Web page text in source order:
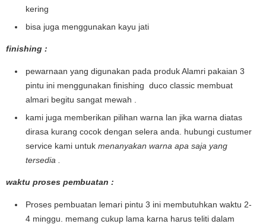
kering
bisa juga menggunakan kayu jati
finishing :
pewarnaan yang digunakan pada produk Alamri pakaian 3
pintu ini menggunakan finishing duco classic membuat
almari begitu sangat mewah .
kami juga memberikan pilihan warna lan jika warna diatas
dirasa kurang cocok dengan selera anda. hubungi custumer
service kami untuk menanyakan warna apa saja yang
tersedia .
waktu proses pembuatan :
Proses pembuatan lemari pintu 3 ini membutuhkan waktu 2-
4 minggu. memang cukup lama karna harus teliti dalam